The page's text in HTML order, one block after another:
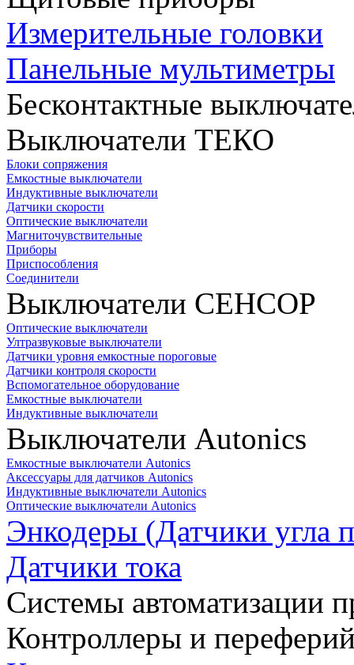
Измерительные головки
Панельные мультиметры
Бесконтактные
Выключатели ТЕКО
Блоки сопряжения
Емкостные выключатели
Индуктивные выключатели
Датчики скорости
Оптические выключатели
Магниточувствительные
Приборы
Приспособления
Соединители
Выключатели СЕНСОР
Оптические выключатели
Ултразвуковые выключатели
Датчики уровня емкостные пороговые
Датчики контроля скорости
Вспомогательное оборудование
Емкостные выключатели
Индуктивные выключатели
Выключатели Autonics
Емкостные выключатели Autonics
Аксессуары для датчиков Autonics
Индуктивные выключатели Autonics
Оптические выключатели Autonics
Энкодеры (Датчики угла
Датчики тока
Системы автоматизации
Контроллеры и